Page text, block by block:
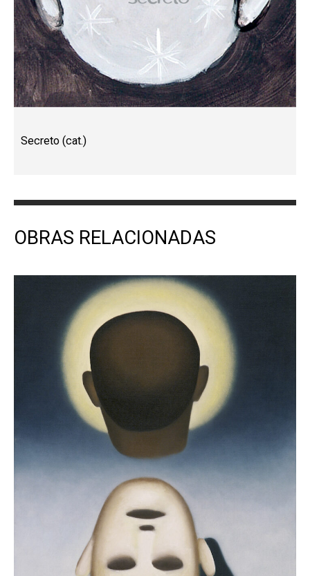
Secreto (cat.)
OBRAS RELACIONADAS